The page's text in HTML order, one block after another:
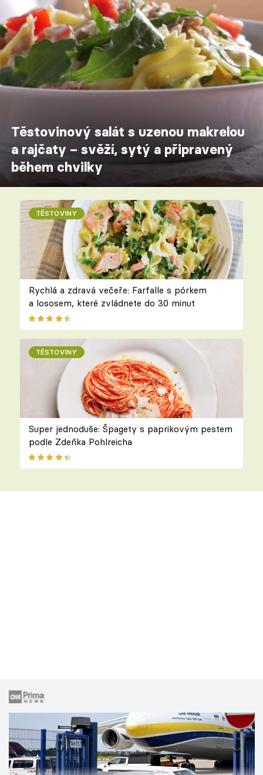
Těstovinový salát s uzenou makrelou
a rajčaty – svěží, sytý a připravený
během chvilky
TĚSTOVINY
Rychlá a zdravá večeře: Farfalle s pórkem
a lososem, které zvládnete do 30 minut
TĚSTOVINY
Super jednoduše: Špagety s paprikovým pestem
podle Zdeňka Pohlreicha